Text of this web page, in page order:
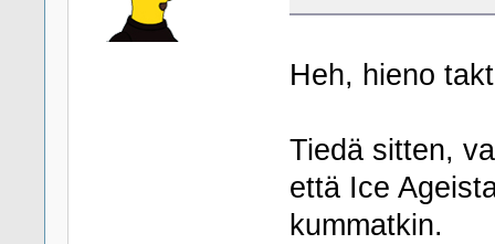
Heh, hieno
Tiedä sitten,
että Ice
kummatkin.